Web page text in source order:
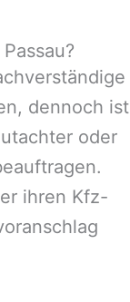
dennoch ist
oder
ihren Kfz-